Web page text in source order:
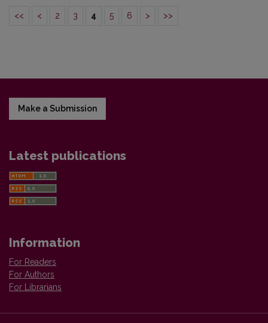
<< < 2 3 4 5 6 > >>
Make a Submission
Latest publications
Information
For Readers
For Authors
For Librarians